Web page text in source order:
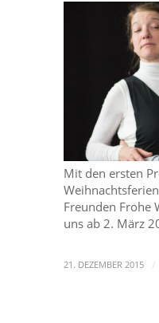
Mit den ersten
Freunden Frohe
uns ab 2. März
21. DEZEMBER 2015 /